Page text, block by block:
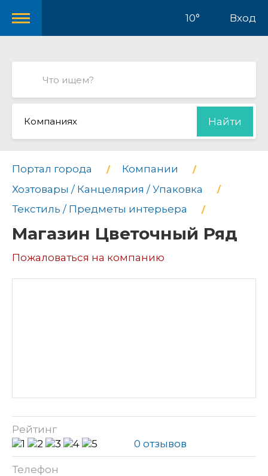
10° Вход
Компаниях Найти
Портал города
Компании
Хозтовары / Канцелярия / Упаковка
Текстиль / Предметы интерьера
Магазин Цветочный Ряд
Пожаловаться на компанию
Рейтинг
0 отзывов
Телефон